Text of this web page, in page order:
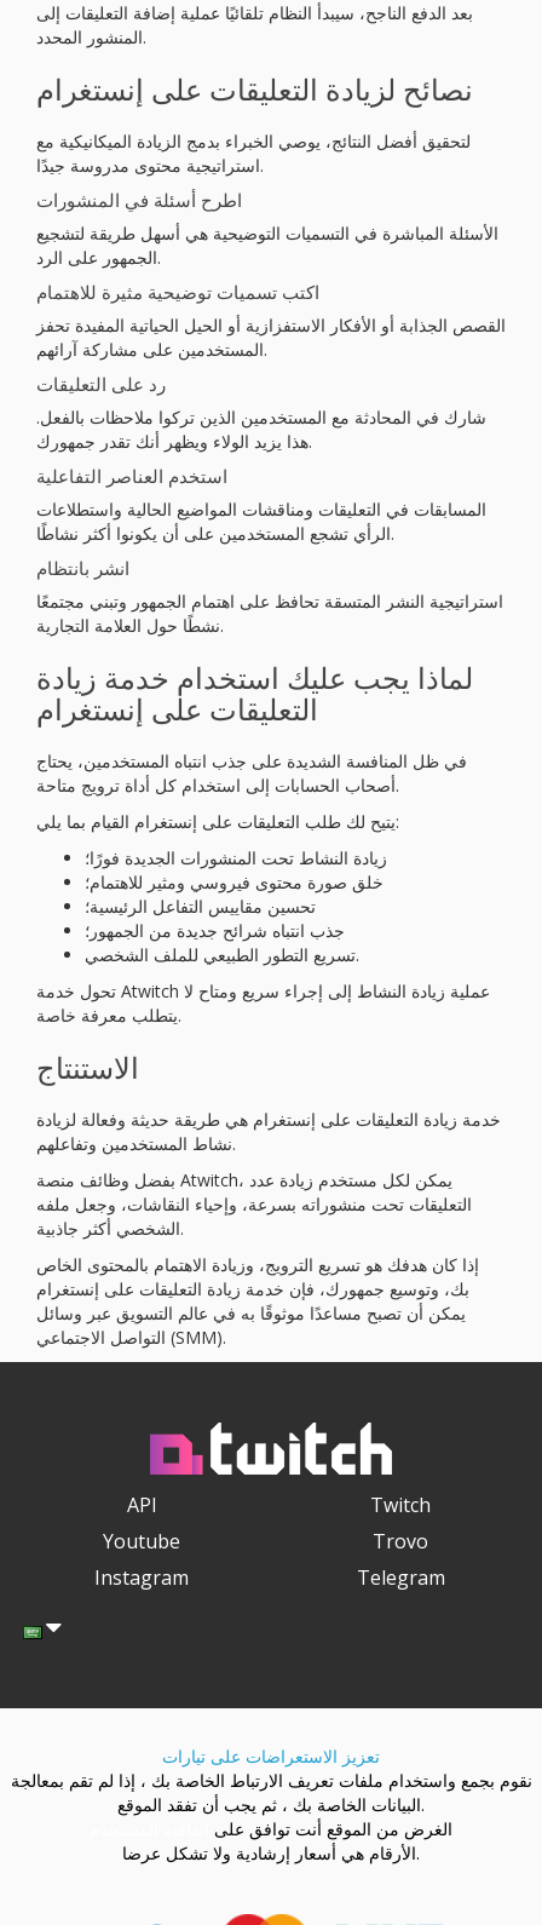
بعد الدفع الناجح، سيبدأ النظام تلقائيًا عملية إضافة التعليقات إلى
المنشور المحدد.
نصائح لزيادة التعليقات على إنستغرام
لتحقيق أفضل النتائج، يوصي الخبراء بدمج الزيادة الميكانيكية مع
استراتيجية محتوى مدروسة جيدًا.
اطرح أسئلة في المنشورات
الأسئلة المباشرة في التسميات التوضيحية هي أسهل طريقة لتشجيع
الجمهور على الرد.
اكتب تسميات توضيحية مثيرة للاهتمام
القصص الجذابة أو الأفكار الاستفزازية أو الحيل الحياتية المفيدة تحفز
المستخدمين على مشاركة آرائهم.
رد على التعليقات
شارك في المحادثة مع المستخدمين الذين تركوا ملاحظات بالفعل.
هذا يزيد الولاء ويظهر أنك تقدر جمهورك.
استخدم العناصر التفاعلية
المسابقات في التعليقات ومناقشات المواضيع الحالية واستطلاعات
الرأي تشجع المستخدمين على أن يكونوا أكثر نشاطًا.
انشر بانتظام
استراتيجية النشر المتسقة تحافظ على اهتمام الجمهور وتبني مجتمعًا
نشطًا حول العلامة التجارية.
لماذا يجب عليك استخدام خدمة زيادة
التعليقات على إنستغرام
في ظل المنافسة الشديدة على جذب انتباه المستخدمين، يحتاج
أصحاب الحسابات إلى استخدام كل أداة ترويج متاحة.
يتيح لك طلب التعليقات على إنستغرام القيام بما يلي:
زيادة النشاط تحت المنشورات الجديدة فورًا؛
خلق صورة محتوى فيروسي ومثير للاهتمام؛
تحسين مقاييس التفاعل الرئيسية؛
جذب انتباه شرائح جديدة من الجمهور؛
تسريع التطور الطبيعي للملف الشخصي.
تحول خدمة Atwitch عملية زيادة النشاط إلى إجراء سريع ومتاح لا
يتطلب معرفة خاصة.
الاستنتاج
خدمة زيادة التعليقات على إنستغرام هي طريقة حديثة وفعالة لزيادة
نشاط المستخدمين وتفاعلهم.
بفضل وظائف منصة Atwitch، يمكن لكل مستخدم زيادة عدد
التعليقات تحت منشوراته بسرعة، وإحياء النقاشات، وجعل ملفه
الشخصي أكثر جاذبية.
إذا كان هدفك هو تسريع الترويج، وزيادة الاهتمام بالمحتوى الخاص
بك، وتوسيع جمهورك، فإن خدمة زيادة التعليقات على إنستغرام
يمكن أن تصبح مساعدًا موثوقًا به في عالم التسويق عبر وسائل
التواصل الاجتماعي (SMM).
API
Twitch
Youtube
Trovo
Instagram
Telegram
تعزيز الاستعراضات على تيارات
نقوم بجمع واستخدام ملفات تعريف الارتباط الخاصة بك ، إذا لم تقم بمعالجة
البيانات الخاصة بك ، ثم يجب أن تفقد الموقع.
الغرض من الموقع أنت توافق على
الأرقام هي أسعار إرشادية ولا تشكل عرضا.